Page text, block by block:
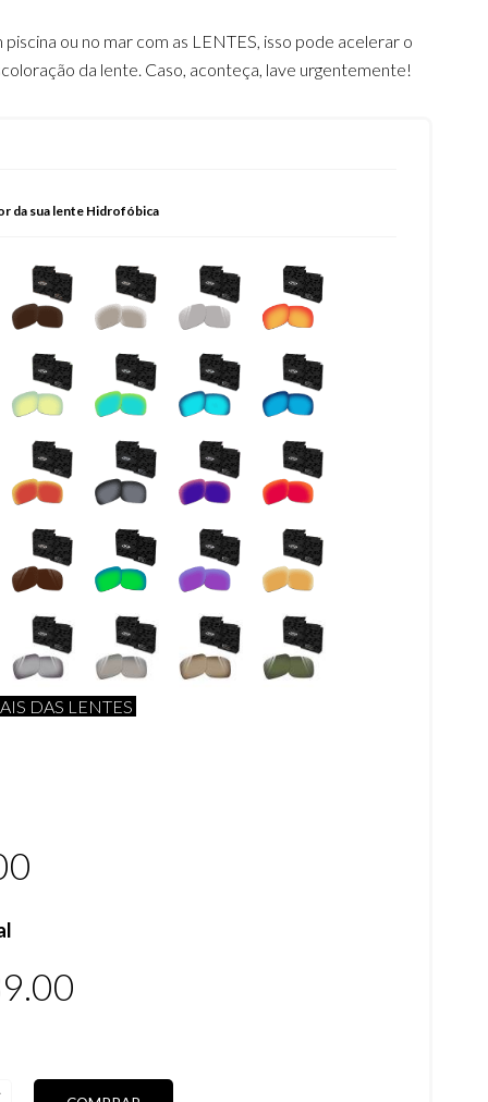
ou no mar com as LENTES, isso pode acelerar o
da lente. Caso, aconteça, lave urgentemente!
da sua lente Hidrofóbica
DAS LENTES